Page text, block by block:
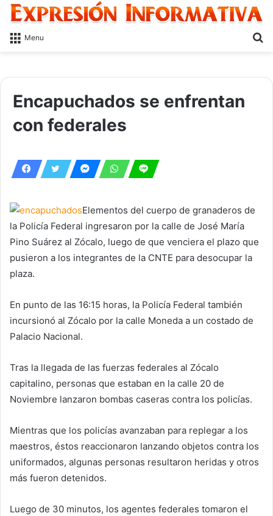
Menu
Encapuchados se enfrentan
con federales
Elementos del cuerpo de granaderos de
la Policía Federal ingresaron por la calle de José María
Pino Suárez al Zócalo, luego de que venciera el plazo que
pusieron a los integrantes de la CNTE para desocupar la
plaza.
En punto de las 16:15 horas, la Policía Federal también
incursionó al Zócalo por la calle Moneda a un costado de
Palacio Nacional.
Tras la llegada de las fuerzas federales al Zócalo
capitalino, personas que estaban en la calle 20 de
Noviembre lanzaron bombas caseras contra los policías.
Mientras que los policías avanzaban para replegar a los
maestros, éstos reaccionaron lanzando objetos contra los
uniformados, algunas personas resultaron heridas y otros
más fueron detenidos.
Luego de 30 minutos, los agentes federales tomaron el